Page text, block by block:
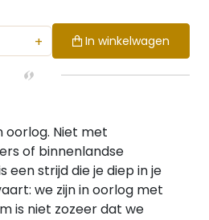
+ In winkelwagen
oorlog. Niet met
of binnenlandse
een strijd die je diep in je
we zijn in oorlog met
is niet zozeer dat we